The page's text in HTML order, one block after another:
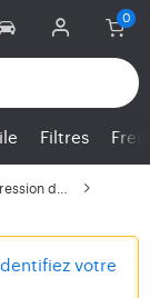
Filtres
votre